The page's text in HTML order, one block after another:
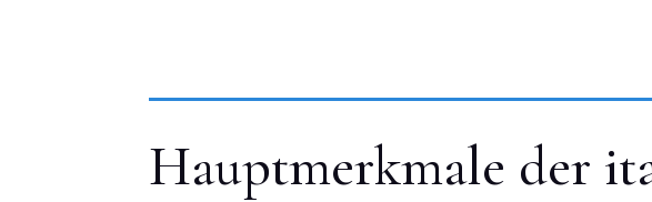
Hauptmerkmale der